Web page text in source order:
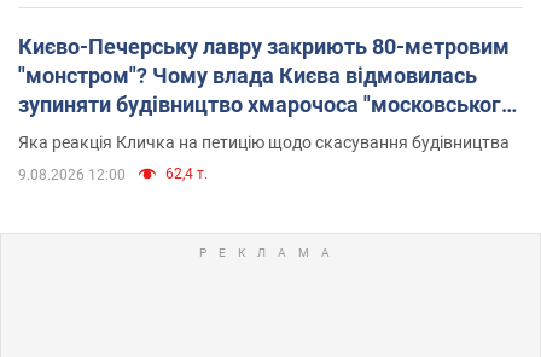
Києво-Печерську лавру закриють 80-метровим
"монстром"? Чому влада Києва відмовилась
зупиняти будівництво хмарочоса "московського
вірянина"
Яка реакція Кличка на петицію щодо скасування будівництва
9.08.2026 12:00 62,4 т.